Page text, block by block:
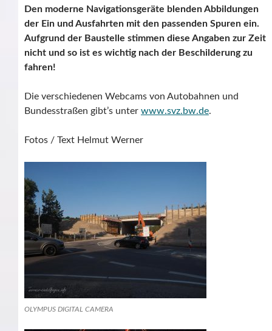
Den moderne Navigationsgeräte blenden Abbildungen
der Ein und Ausfahrten mit den passenden Spuren ein.
Aufgrund der Baustelle stimmen diese Angaben zur Zeit
nicht und so ist es wichtig nach der Beschilderung zu
fahren!
Die verschiedenen Webcams von Autobahnen und
Bundesstraßen gibt’s unter www.svz.bw.de.
Fotos / Text Helmut Werner
OLYMPUS DIGITAL CAMERA